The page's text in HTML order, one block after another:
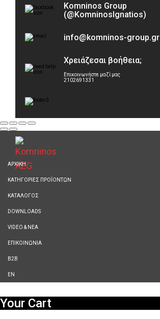
Komninos Group
(@KomninosIgnatios)
info@komninos-group.gr
Χρειάζεσαι βοήθεια;
Επικοινωνήστε μαζί μας
2102691331
ΑΡΧΙΚΗ
ΚΑΤΗΓΟΡΙΕΣ ΠΡΟΪΟΝΤΩΝ
ΚΑΤΑΛΟΓΟΣ
DOWNLOADS
VIDEO & ΝΕΑ
ΕΠΙΚΟΙΝΩΝΙΑ
B2B
ΕΝ
Your Cart